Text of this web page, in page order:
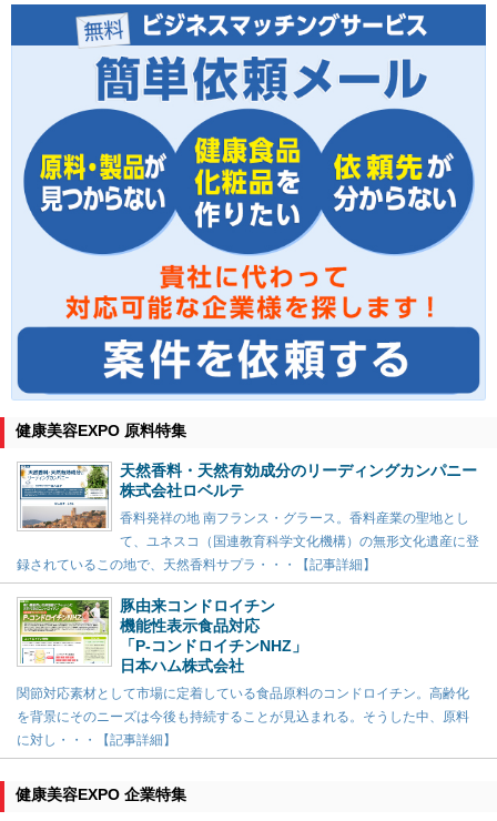
健康美容EXPO 原料特集
天然香料・天然有効成分のリーディングカンパニー
株式会社ロベルテ
香料発祥の地 南フランス・グラース。香料産業の聖地とし
て、ユネスコ（国連教育科学文化機構）の無形文化遺産に登
録されているこの地で、天然香料サプラ・・・【記事詳細】
豚由来コンドロイチン
機能性表示食品対応
「P-コンドロイチンNHZ」
日本ハム株式会社
関節対応素材として市場に定着している食品原料のコンドロイチン。高齢化
を背景にそのニーズは今後も持続することが見込まれる。そうした中、原料
に対し・・・【記事詳細】
健康美容EXPO 企業特集